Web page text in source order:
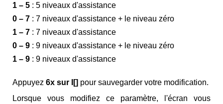
1 – 5 : 5 niveaux d'assistance
0 – 7 : 7 niveaux d'assistance + le niveau zéro
1 – 7 : 7 niveaux d'assistance
0 – 9 : 9 niveaux d'assistance + le niveau zéro
1 – 9 : 9 niveaux d'assistance
Appuyez 6x sur I[] pour sauvegarder votre modification.
Lorsque vous modifiez ce paramètre, l'écran vous